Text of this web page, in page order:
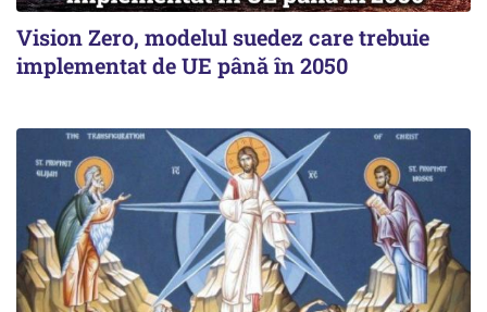
Vision Zero, modelul suedez care trebuie
implementat de UE până în 2050